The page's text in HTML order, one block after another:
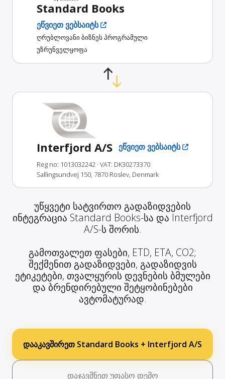
Standard Books
ეწვიეთ ვებსაიტს
ღრუბლოვანი ბიზნეს პროგრამული
უზრუნველყოფა
Interfjord A/S ეწვიეთ ვებსაიტს
Reg no: 1013032242 · VAT: DK30273370
Sallingsundvej 150, 7870 Roslev, Denmark
უწყვეტი სატვირთო გადაზიდვების
ინტეგრაცია Standard Books-სა და Interfjord
A/S-ს შორის.
გამოთვალეთ ფასები, ETD, ETA, CO2;
შექმენით გადაზიდვები, გადაზიდვის
ეტიკეტები, თვალყურის დევნების ბმულები
და ბრენდირებული შეტყობინებები
ავტომატურად.
დააკავშირეთ Standard Books + Interfjord A/S
დაჯავშნეთ უფასო დემო